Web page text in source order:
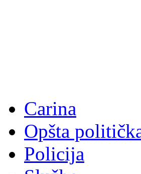
Carina
Opšta
Policija